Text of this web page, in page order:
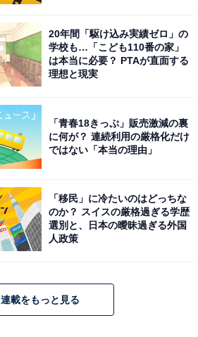
20年間「駆け込み実績ゼロ」の
学校も…「こども110番の家」
は本当に必要？ PTAが直面する
理想と現実
「青春18きっぷ」販売激減の裏
に何が？ 連続利用の厳格化だけ
ではない「本当の理由」
「移民」に冷たいのはどっちな
のか？ スイスの厳格過ぎる学歴
選別と、日本の曖昧過ぎる外国
人政策
連載をもっと見る